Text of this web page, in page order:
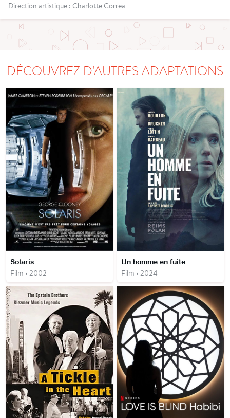
Direction artistique : Charlotte Correa
DÉCOUVREZ D'AUTRES ADAPTATIONS
Solaris
Film • 2002
Un homme en fuite
Film • 2024